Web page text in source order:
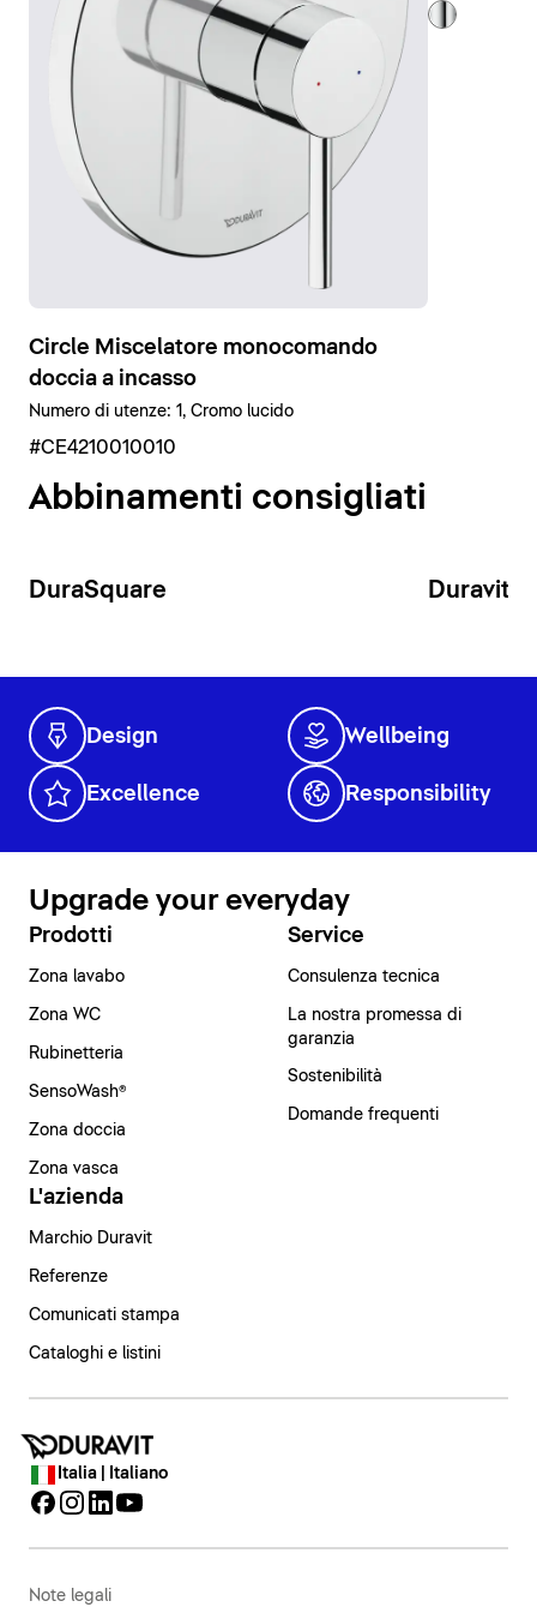
un miscelatore monocomando o sei alla ricerca di un
set doccia
completo con termostatico, troverai
sicuramente quello che fa al caso tuo nella nostra
vasta gamma di termostatici universali!
Visualizza la rubinetteria doccia
Circle Miscelatore monocomando
doccia a incasso
Numero di utenze: 1, Cromo lucido
#CE4210010010
Abbinamenti consigliati
DuraSquare Duravit
Design Wellbeing
Excellence Responsibility
Upgrade your everyday
Prodotti
Zona lavabo
Zona WC
Rubinetteria
SensoWash®
Zona doccia
Zona vasca
Service
Consulenza tecnica
La nostra promessa di
garanzia
Sostenibilità
Domande frequenti
L'azienda
Marchio Duravit
Referenze
Comunicati stampa
Cataloghi e listini
Italia | Italiano
Note legali